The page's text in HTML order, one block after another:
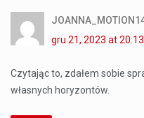
gru 21, 2023 at 20:13
Czytając to, zdałem sobie
własnych horyzontów.